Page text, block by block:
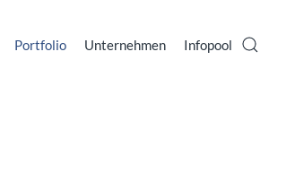
Portfolio Unternehmen Infopool